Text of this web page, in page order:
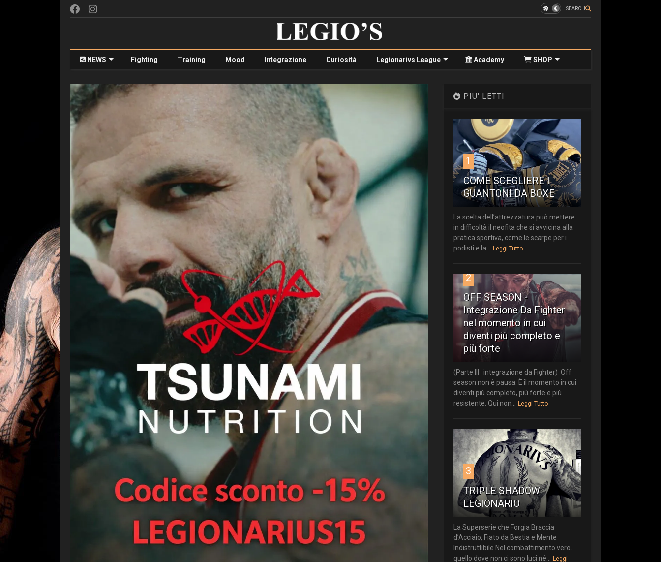
SEARCH
NEWS Fighting Training Mood Integrazione Curiosità Legionarivs League Academy SHOP
PIU' LETTI
1
COME SCEGLIERE I
GUANTONI DA BOXE
La scelta dell’attrezzatura può mettere
in difficoltà il neofita che si avvicina alla
pratica sportiva, come le scarpe per i
podisti e la...
Leggi Tutto
2
OFF SEASON -
Integrazione Da Fighter
nel momento in cui
diventi più completo e
più forte
(Parte III : integrazione da Fighter) Off
season non è pausa. È il momento in cui
diventi più completo, più forte e più
resistente. Qui non...
Leggi Tutto
3
TRIPLE SHADOW
LEGIONARIO
La Superserie che Forgia Braccia
d’Acciaio, Fiato da Bestia e Mente
Indistruttibile Nel combattimento vero,
quello dove non ci sono luci né...
Leggi